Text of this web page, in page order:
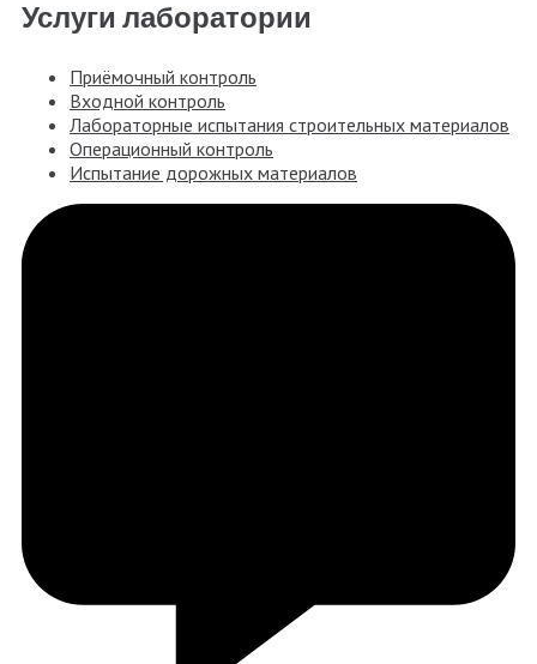
Услуги лаборатории
Приёмочный контроль
Входной контроль
Лабораторные испытания строительных материалов
Операционный контроль
Испытание дорожных материалов